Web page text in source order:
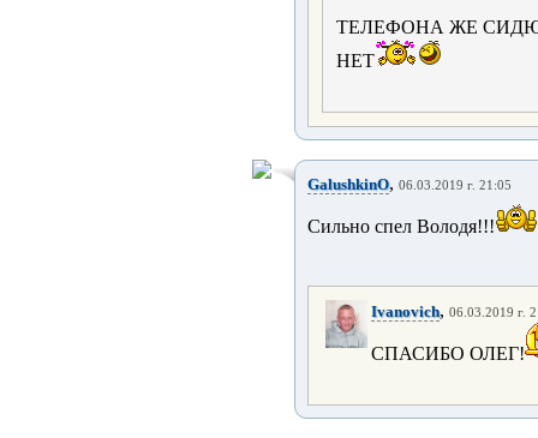
ТЕЛЕФОНА ЖЕ
НЕТ
GalushkinO, 06.03.2019 г. 21:05
Сильно спел Володя!!!
Ivanovich, 06.03.2019 г.
СПАСИБО ОЛЕГ!